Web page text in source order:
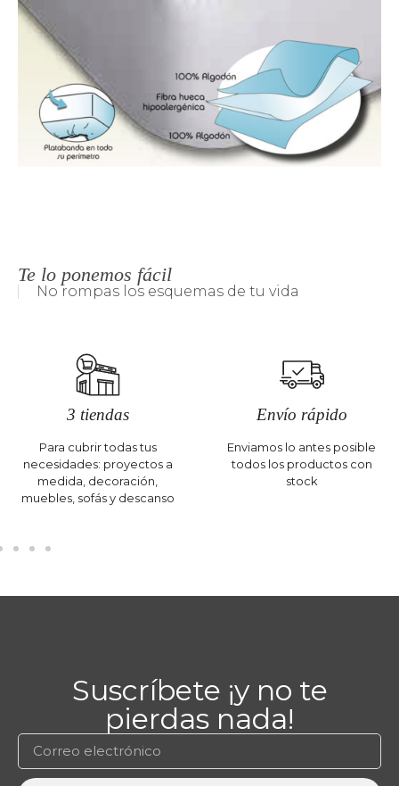
Te lo ponemos fácil
No rompas los esquemas de tu vida
3 tiendas
Para cubrir todas tus
necesidades: proyectos a
medida, decoración,
muebles, sofás y descanso
Envío rápido
Enviamos lo antes posible
todos los productos con
stock
Suscríbete ¡y no te
pierdas nada!